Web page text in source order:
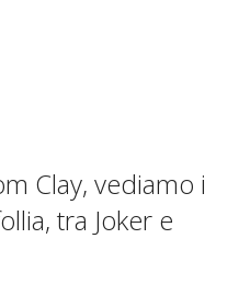
Clay, vediamo i
tra Joker e